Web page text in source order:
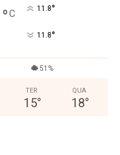
°C 11.8°
11.8°
51%
TER
15°
QUA
18°